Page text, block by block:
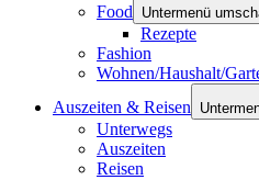
Food
Untermenü
Rezepte
Fashion
Wohnen/Haushalt/
Auszeiten & Reisen
Unterwegs
Auszeiten
Reisen